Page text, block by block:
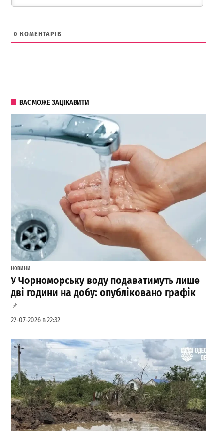
0 КОМЕНТАРІВ
ВАС МОЖЕ ЗАЦІКАВИТИ
НОВИНИ
У Чорноморську воду подаватимуть лише
дві години на добу: опубліковано графік
22-07-2026 в 22:32